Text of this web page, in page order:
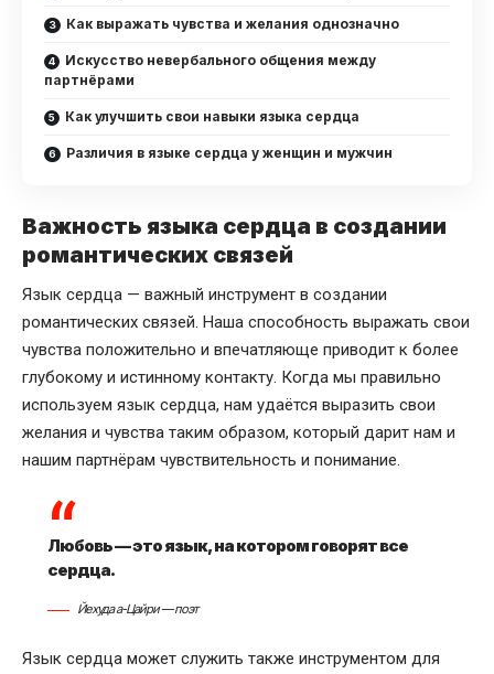
Как выражать чувства и желания однозначно
Искусство невербального общения между
партнёрами
Как улучшить свои навыки языка сердца
Различия в языке сердца у женщин и мужчин
Важность языка сердца в создании
романтических связей
Язык сердца — важный инструмент в создании
романтических связей. Наша способность выражать свои
чувства положительно и впечатляюще приводит к более
глубокому и истинному контакту. Когда мы правильно
используем язык сердца, нам удаётся выразить свои
желания и чувства таким образом, который дарит нам и
нашим партнёрам чувствительность и понимание.
Любовь — это язык, на котором говорят все
сердца.
Йехуда а-Цайри — поэт
Язык сердца может служить также инструментом для